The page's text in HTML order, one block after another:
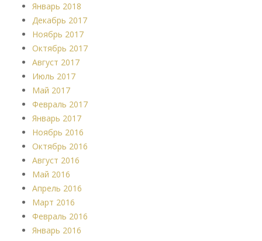
Январь 2018
Декабрь 2017
Ноябрь 2017
Октябрь 2017
Август 2017
Июль 2017
Май 2017
Февраль 2017
Январь 2017
Ноябрь 2016
Октябрь 2016
Август 2016
Май 2016
Апрель 2016
Март 2016
Февраль 2016
Январь 2016